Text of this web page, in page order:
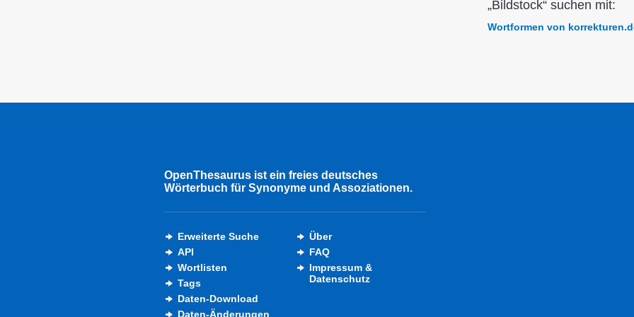
„Bildstock“ suchen mit:
Wortformen von
OpenThesaurus ist ein freies deutsches
Wörterbuch für Synonyme und Assoziationen.
Erweiterte Suche
API
Wortlisten
Tags
Daten-Download
Daten-Änderungen
Über
FAQ
Impressum &
Datenschutz